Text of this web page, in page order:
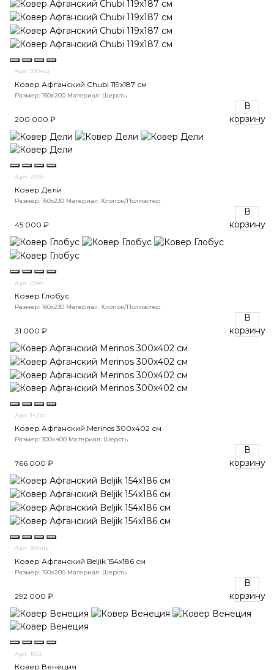
Арт. 990нш
Ковер Афганский Chubi 119x187 см
Размер: 150x200 Материал: Шерсть
200 000 ₽
В
корзину
Арт. 2976
Ковер Дели
Размер: 160х230 Материал: Хлопок/Полиэстер
45 000 ₽
В
корзину
Арт. 0946
Ковер Глобус
Размер: 160х230 Материал: Хлопок/Полиэстер
31 000 ₽
В
корзину
Арт. 142ат
Ковер Афганский Merinos 300x402 см
Размер: 300x400 Материал: Шерсть
766 000 ₽
В
корзину
Арт. 969нш
Ковер Афганский Beljik 154x186 см
Размер: 150x200 Материал: Шерсть
292 000 ₽
В
корзину
Арт. 1812
Ковер Венеция